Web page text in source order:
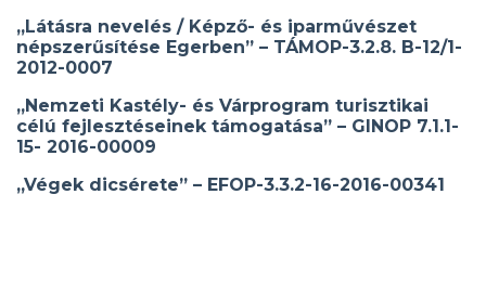
„Látásra nevelés / Képző- és iparművészet
népszerűsítése Egerben” – TÁMOP-3.2.8. B-12/1-
2012-0007
„Nemzeti Kastély- és Várprogram turisztikai
célú fejlesztéseinek támogatása” – GINOP 7.1.1-
15- 2016-00009
„Végek dicsérete” – EFOP-3.3.2-16-2016-00341